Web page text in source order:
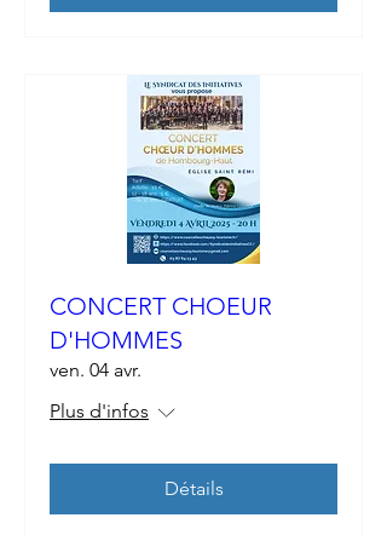
CONCERT CHOEUR
D'HOMMES
ven. 04 avr.
Plus d'infos
Détails